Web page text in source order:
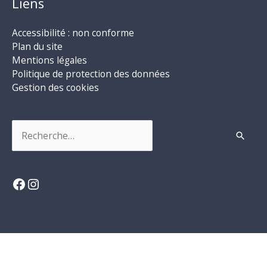
Accessibilité : non conforme
Plan du site
Mentions légales
Politique de protection des données
Gestion des cookies
Facebook
Instagram